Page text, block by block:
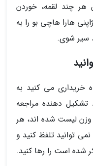
هر چند لقمه، خوردن
هارا هاچی بو را به
خریداری می کنید به
دهنده مراجعه
وزن لیست شده اند، هر
توانید تلفظ کنید و
شده است را رها کنید.